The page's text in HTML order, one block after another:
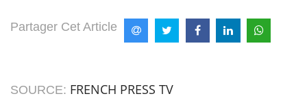
Partager Cet Article
SOURCE: FRENCH PRESS TV